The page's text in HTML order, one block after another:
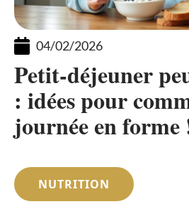
04/02/2026
Petit-déjeuner
: idées pour
journée en forme
NUTRITION